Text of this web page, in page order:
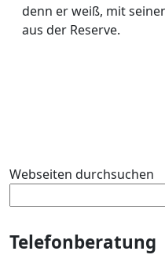
denn er weiß, mit
aus der Reserve.
Webseiten durchsuchen
Telefonberatung